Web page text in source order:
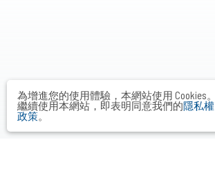
為增進您的使用體驗，本網站使用 Cookies。
繼續使用本網站，即表明同意我們的隱私權
政策。